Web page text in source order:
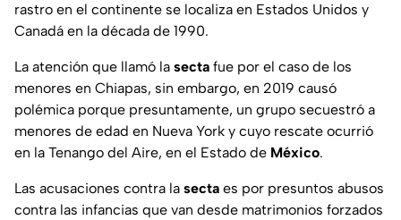
rastro en el continente se localiza en Estados Unidos y
Canadá en la década de 1990.
La atención que llamó la secta fue por el caso de los
menores en Chiapas, sin embargo, en 2019 causó
polémica porque presuntamente, un grupo secuestró a
menores de edad en Nueva York y cuyo rescate ocurrió
en la Tenango del Aire, en el Estado de México.
Las acusaciones contra la secta es por presuntos abusos
contra las infancias que van desde matrimonios forzados